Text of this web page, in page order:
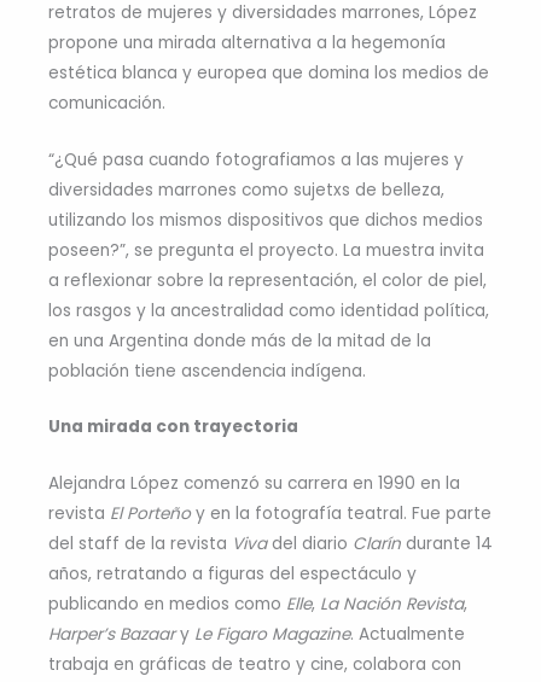
retratos de mujeres y diversidades marrones, López
propone una mirada alternativa a la hegemonía
estética blanca y europea que domina los medios de
comunicación.
“¿Qué pasa cuando fotografiamos a las mujeres y
diversidades marrones como sujetxs de belleza,
utilizando los mismos dispositivos que dichos medios
poseen?”, se pregunta el proyecto. La muestra invita
a reflexionar sobre la representación, el color de piel,
los rasgos y la ancestralidad como identidad política,
en una Argentina donde más de la mitad de la
población tiene ascendencia indígena.
Una mirada con trayectoria
Alejandra López comenzó su carrera en 1990 en la
revista El Porteñoy en la fotografía teatral. Fue parte
del staff de la revista Vivadel diario Clarín durante 14
años, retratando a figuras del espectáculo y
publicando en medios como Elle, La Nación Revista,
Harper’s Bazaary Le Figaro Magazine. Actualmente
trabaja en gráficas de teatro y cine, colabora con